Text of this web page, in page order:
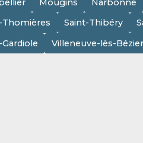
Mougins Narbonne
Thomières Saint-Thibéry
Villeneuve-lès-